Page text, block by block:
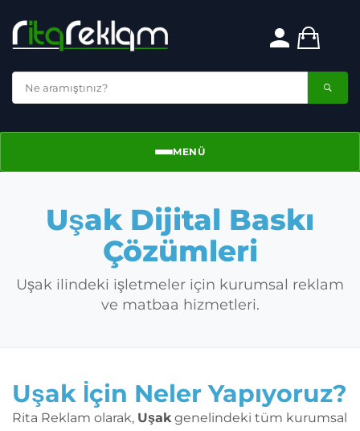
Menü
MENÜ
Uşak Dijital Baskı
Çözümleri
Uşak ilindeki işletmeler için kurumsal reklam
ve matbaa hizmetleri.
Uşak İçin Neler Yapıyoruz?
Rita Reklam olarak, Uşakgenelindeki tüm kurumsal